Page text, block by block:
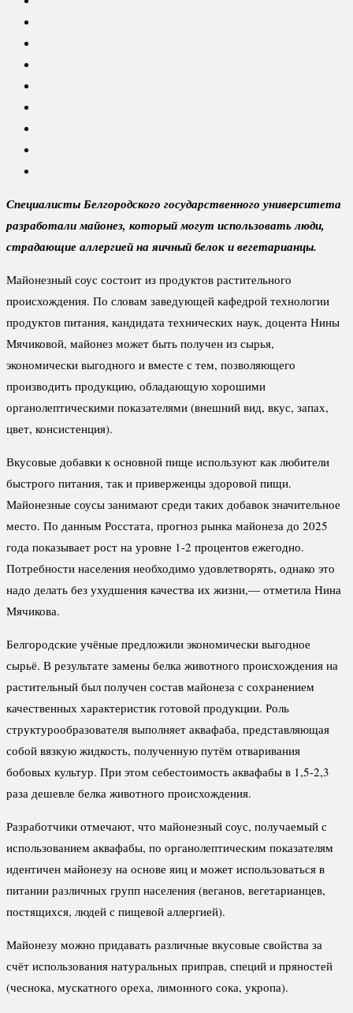
Специалисты Белгородского государственного университета
разработали майонез, который могут использовать люди,
страдающие аллергией на яичный белок и вегетарианцы.
Майонезный соус состоит из продуктов растительного
происхождения. По словам заведующей кафедрой технологии
продуктов питания, кандидата технических наук, доцента Нины
Мячиковой, майонез может быть получен из сырья,
экономически выгодного и вместе с тем, позволяющего
производить продукцию, обладающую хорошими
органолептическими показателями (внешний вид, вкус, запах,
цвет, консистенция).
Вкусовые добавки к основной пище используют как любители
быстрого питания, так и приверженцы здоровой пищи.
Майонезные соусы занимают среди таких добавок значительное
место. По данным Росстата, прогноз рынка майонеза до 2025
года показывает рост на уровне 1-2 процентов ежегодно.
Потребности населения необходимо удовлетворять, однако это
надо делать без ухудшения качества их жизни,— отметила Нина
Мячикова.
Белгородские учёные предложили экономически выгодное
сырьё. В результате замены белка животного происхождения на
растительный был получен состав майонеза с сохранением
качественных характеристик готовой продукции. Роль
структурообразователя выполняет аквафаба, представляющая
собой вязкую жидкость, полученную путём отваривания
бобовых культур. При этом себестоимость аквафабы в 1,5-2,3
раза дешевле белка животного происхождения.
Разработчики отмечают, что майонезный соус, получаемый с
использованием аквафабы, по органолептическим показателям
идентичен майонезу на основе яиц и может использоваться в
питании различных групп населения (веганов, вегетарианцев,
постящихся, людей с пищевой аллергией).
Майонезу можно придавать различные вкусовые свойства за
счёт использования натуральных приправ, специй и пряностей
(чеснока, мускатного ореха, лимонного сока, укропа).